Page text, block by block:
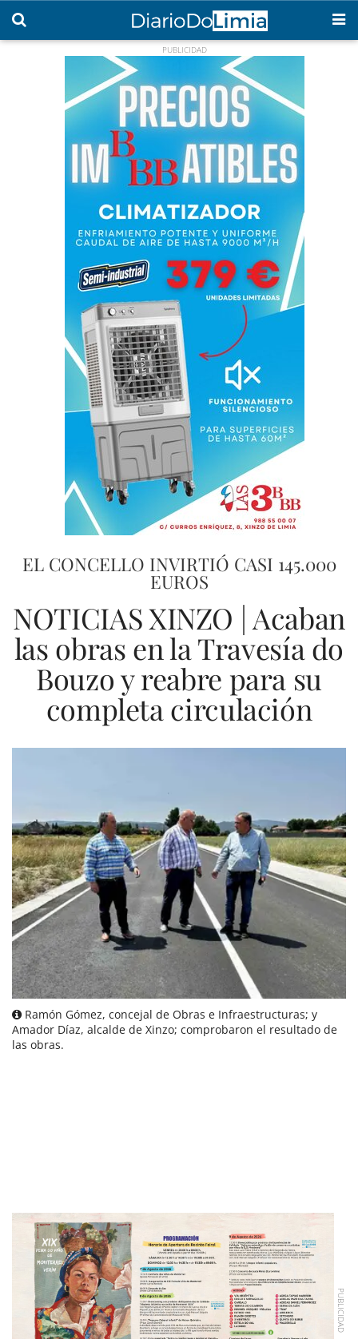
EL CONCELLO INVIRTIÓ CASI 145.000
EUROS
NOTICIAS XINZO | Acaban
las obras en la Travesía do
Bouzo y reabre para su
completa circulación
Ramón Gómez, concejal de Obras e Infraestructuras; y
Amador Díaz, alcalde de Xinzo; comprobaron el resultado de
las obras.